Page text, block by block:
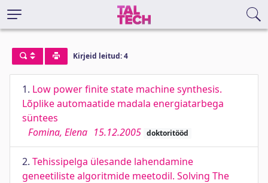
Kirjeid leitud: 4
1. Low power finite state machine synthesis.
Lõplike automaatide madala energiatarbega
süntees
Fomina, Elena 15.12.2005 doktoritööd
2. Tehissipelga ülesande lahendamine
geneetiliste algoritmide meetodil. Solving The